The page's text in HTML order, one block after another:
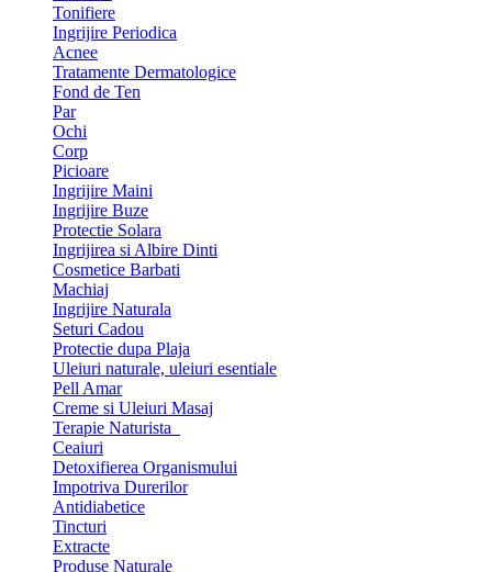
Tonifiere
Ingrijire Periodica
Acnee
Tratamente Dermatologice
Fond de Ten
Par
Ochi
Corp
Picioare
Ingrijire Maini
Ingrijire Buze
Protectie Solara
Ingrijirea si Albire Dinti
Cosmetice Barbati
Machiaj
Ingrijire Naturala
Seturi Cadou
Protectie dupa Plaja
Uleiuri naturale, uleiuri esentiale
Pell Amar
Creme si Uleiuri Masaj
Terapie Naturista
Ceaiuri
Detoxifierea Organismului
Impotriva Durerilor
Antidiabetice
Tincturi
Extracte
Produse Naturale